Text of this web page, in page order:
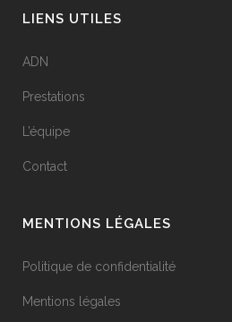
LIENS UTILES
ADN
Prestations
L’équipe
Contact
MENTIONS LÉGALES
Politique de confidentialité
Mentions légales